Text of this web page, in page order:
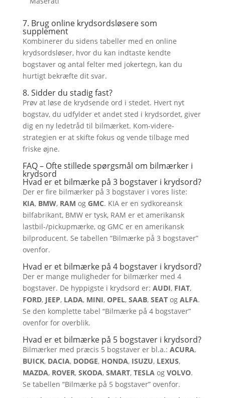
7. Brug online krydsordsløsere som
supplement
Kombinerer du sidens tabeller med en online
krydsordsløser, hvor du kan indtaste kendte
bogstaver og antal felter med jokertegn, kan du
hurtigt bekræfte dit svar.
8. Sidder du stadig fast?
Prøv at løse de krydsende ord i stedet. Hvert nyt
bogstav, du udfylder et andet sted i krydsordet, giver
dig en ny ledetråd til bilmærket. Kom-videre-
strategien er at skifte fokus og vende tilbage med
friske øjne.
FAQ – Ofte stillede spørgsmål om bilmærker i
krydsord
Hvad er et bilmærke på 3 bogstaver i krydsord?
Der er fire bilmærker på 3 bogstaver i vores liste:
KIA, BMW, RAM og GMC. KIA er en sydkoreansk
bilfabrikant, BMW er tysk, RAM er et amerikansk
lastbil-/pickupmærke, og GMC er en amerikansk
bilproducent. Se tabellen “Bilmærke på 3 bogstaver”
ovenfor.
Hvad er et bilmærke på 4 bogstaver i krydsord?
Der er mange muligheder for bilmærker med 4
bogstaver. De hyppigste i krydsord er: AUDI, FIAT,
FORD, JEEP, LADA, MINI, OPEL, SAAB, SEATog ALFA.
Se den komplette tabel “Bilmærke på 4 bogstaver”
ovenfor for overblik.
Hvad er et bilmærke på 5 bogstaver i krydsord?
Bilmærker med præcis 5 bogstaver er bl.a.: ACURA,
BUICK, DACIA, DODGE, HONDA, ISUZU, LEXUS,
MAZDA, ROVER, SKODA, SMART, TESLAog VOLVO.
Se tabellen “Bilmærke på 5 bogstaver” ovenfor.